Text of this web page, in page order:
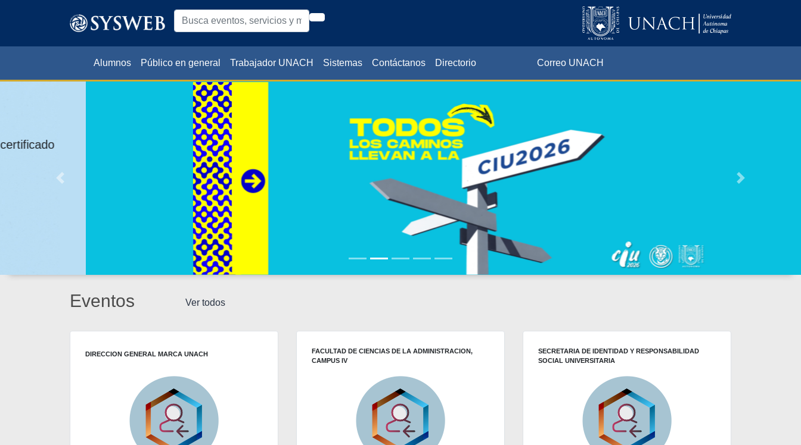
Alumnos Público en general Trabajador UNACH Sistemas Contáctanos Directorio Correo UNACH
Previous Next
Eventos Ver todos
DIRECCION GENERAL MARCA UNACH
FACULTAD DE CIENCIAS DE LA ADMINISTRACION,
CAMPUS IV
SECRETARIA DE IDENTIDAD Y RESPONSABILIDAD
SOCIAL UNIVERSITARIA